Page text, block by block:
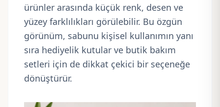
ürünler arasında küçük renk, desen ve
yüzey farklılıkları görülebilir. Bu özgün
görünüm, sabunu kişisel kullanımın yanı
sıra hediyelik kutular ve butik bakım
setleri için de dikkat çekici bir seçeneğe
dönüştürür.